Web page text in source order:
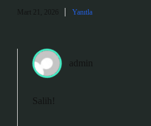
Mart 21, 2026 Yanıtla
admin
Salih!